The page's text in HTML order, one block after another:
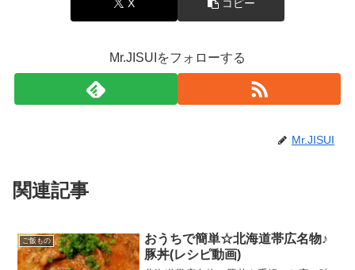
X コピー
Mr.JISUIをフォローする
Mr.JISUI
関連記事
ご飯もの
おうちで簡単☆北海道帯広名物♪
豚丼(レシピ動画)